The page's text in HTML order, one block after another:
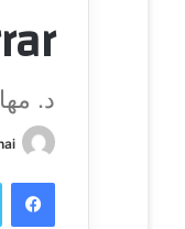
د.
فيسبوك